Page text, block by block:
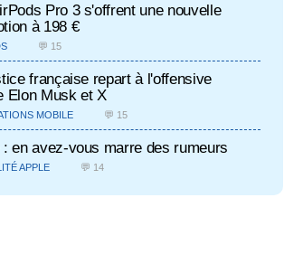
Pro 3 s'offrent une nouvelle
à 198 €
💬 15
française repart à l'offensive
Elon Musk et X
MOBILE 💬 15
: en avez-vous marre des rumeurs
APPLE 💬 14